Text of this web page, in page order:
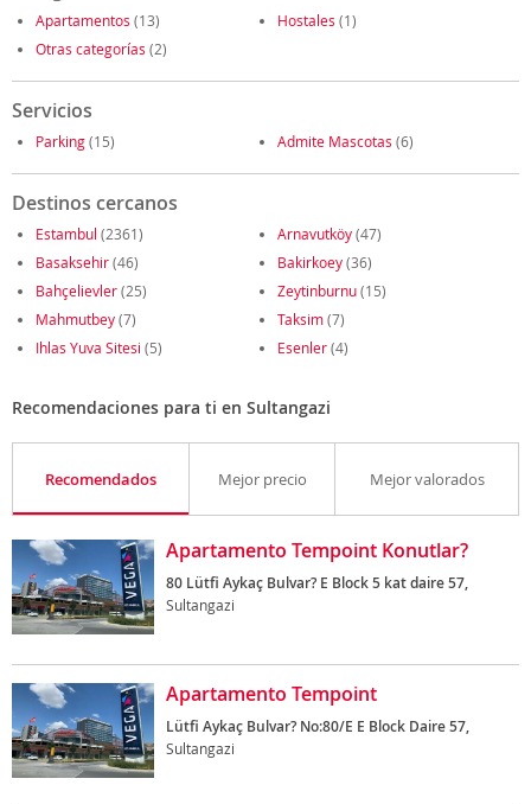
Apartamentos (13) Hostales (1)
Otras categorías (2)
Servicios
Parking(15) Admite Mascotas (6)
Destinos cercanos
Estambul (2361) Arnavutköy(47)
Basaksehir(46) Bakirkoey(36)
Bahçelievler(25) Zeytinburnu(15)
Mahmutbey(7) Taksim(7)
Ihlas Yuva Sitesi (5) Esenler(4)
Recomendaciones para ti en Sultangazi
Recomendados Mejor precio Mejor valorados
Apartamento Tempoint Konutlar?
80 Lütfi Aykaç Bulvar? E Block 5 kat daire 57,
Sultangazi
Apartamento Tempoint
Lütfi Aykaç Bulvar? No:80/E E Block Daire 57,
Sultangazi